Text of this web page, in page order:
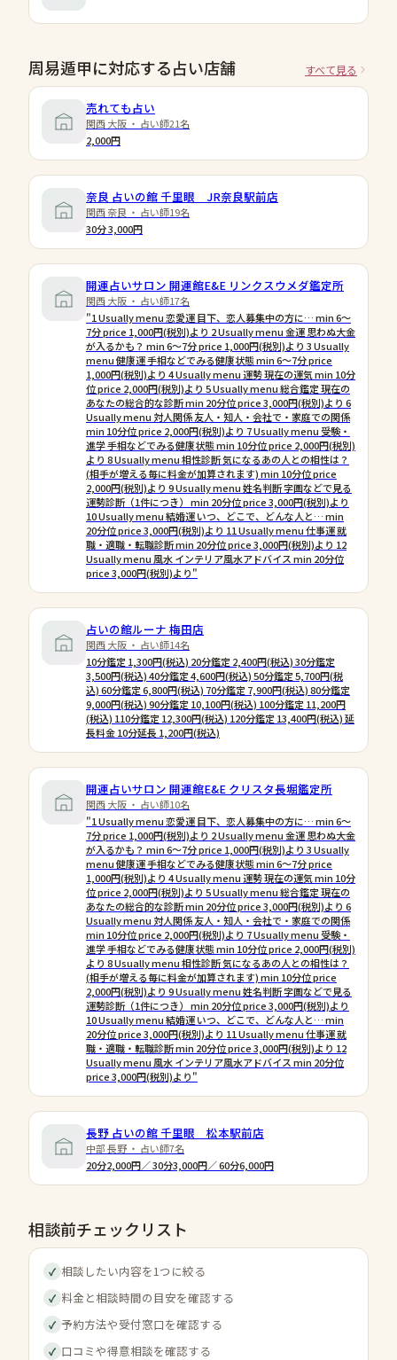
周易遁甲に対応する占い店舗 すべて見る
売れても占い
関西 大阪 ・ 占い師21名
2,000円
奈良 占いの館 千里眼 JR奈良駅前店
関西 奈良 ・ 占い師19名
30分 3,000円
開運占いサロン 開運館E&E リンクスウメダ鑑定所
関西 大阪 ・ 占い師17名
"1 Usually menu 恋愛運 目下、恋人募集中の方に… min 6〜
7分 price 1,000円(税別)より 2 Usually menu 金運 思わぬ大金
が入るかも？ min 6〜7分 price 1,000円(税別)より 3 Usually
menu 健康運 手相などでみる健康状態 min 6〜7分 price
1,000円(税別)より 4 Usually menu 運勢 現在の運気 min 10分
位 price 2,000円(税別)より 5 Usually menu 総合鑑定 現在の
あなたの総合的な診断 min 20分位 price 3,000円(税別)より 6
Usually menu 対人関係 友人・知人・会社で・家庭での関係
min 10分位 price 2,000円(税別)より 7 Usually menu 受験・
進学 手相などでみる健康状態 min 10分位 price 2,000円(税別)
より 8 Usually menu 相性診断 気になるあの人との相性は？
(相手が増える毎に料金が加算されます) min 10分位 price
2,000円(税別)より 9 Usually menu 姓名判断 字画などで見る
運勢診断（1件につき） min 20分位 price 3,000円(税別)より
10 Usually menu 結婚運 いつ、どこで、どんな人と… min
20分位 price 3,000円(税別)より 11 Usually menu 仕事運 就
職・適職・転職診断 min 20分位 price 3,000円(税別)より 12
Usually menu 風水 インテリア風水アドバイス min 20分位
price 3,000円(税別)より"
占いの館ルーナ 梅田店
関西 大阪 ・ 占い師14名
10分鑑定 1,300円(税込) 20分鑑定 2,400円(税込) 30分鑑定
3,500円(税込) 40分鑑定 4,600円(税込) 50分鑑定 5,700円(税
込) 60分鑑定 6,800円(税込) 70分鑑定 7,900円(税込) 80分鑑定
9,000円(税込) 90分鑑定 10,100円(税込) 100分鑑定 11,200円
(税込) 110分鑑定 12,300円(税込) 120分鑑定 13,400円(税込) 延
長料金 10分延長 1,200円(税込)
開運占いサロン 開運館E&E クリスタ長堀鑑定所
関西 大阪 ・ 占い師10名
"1 Usually menu 恋愛運 目下、恋人募集中の方に… min 6〜
7分 price 1,000円(税別)より 2 Usually menu 金運 思わぬ大金
が入るかも？ min 6〜7分 price 1,000円(税別)より 3 Usually
menu 健康運 手相などでみる健康状態 min 6〜7分 price
1,000円(税別)より 4 Usually menu 運勢 現在の運気 min 10分
位 price 2,000円(税別)より 5 Usually menu 総合鑑定 現在の
あなたの総合的な診断 min 20分位 price 3,000円(税別)より 6
Usually menu 対人関係 友人・知人・会社で・家庭での関係
min 10分位 price 2,000円(税別)より 7 Usually menu 受験・
進学 手相などでみる健康状態 min 10分位 price 2,000円(税別)
より 8 Usually menu 相性診断 気になるあの人との相性は？
(相手が増える毎に料金が加算されます) min 10分位 price
2,000円(税別)より 9 Usually menu 姓名判断 字画などで見る
運勢診断（1件につき） min 20分位 price 3,000円(税別)より
10 Usually menu 結婚運 いつ、どこで、どんな人と… min
20分位 price 3,000円(税別)より 11 Usually menu 仕事運 就
職・適職・転職診断 min 20分位 price 3,000円(税別)より 12
Usually menu 風水 インテリア風水アドバイス min 20分位
price 3,000円(税別)より"
長野 占いの館 千里眼 松本駅前店
中部 長野 ・ 占い師7名
20分2,000円／ 30分3,000円／ 60分6,000円
相談前チェックリスト
✓ 相談したい内容を1つに絞る
✓ 料金と相談時間の目安を確認する
✓ 予約方法や受付窓口を確認する
✓ 口コミや得意相談を確認する